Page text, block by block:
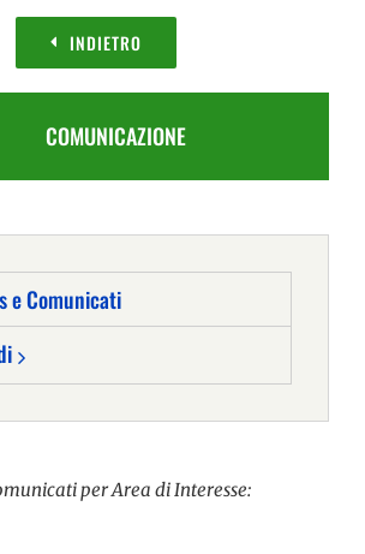
INDIETRO
COMUNICAZIONE
e Comunicati
per Area di Interesse: